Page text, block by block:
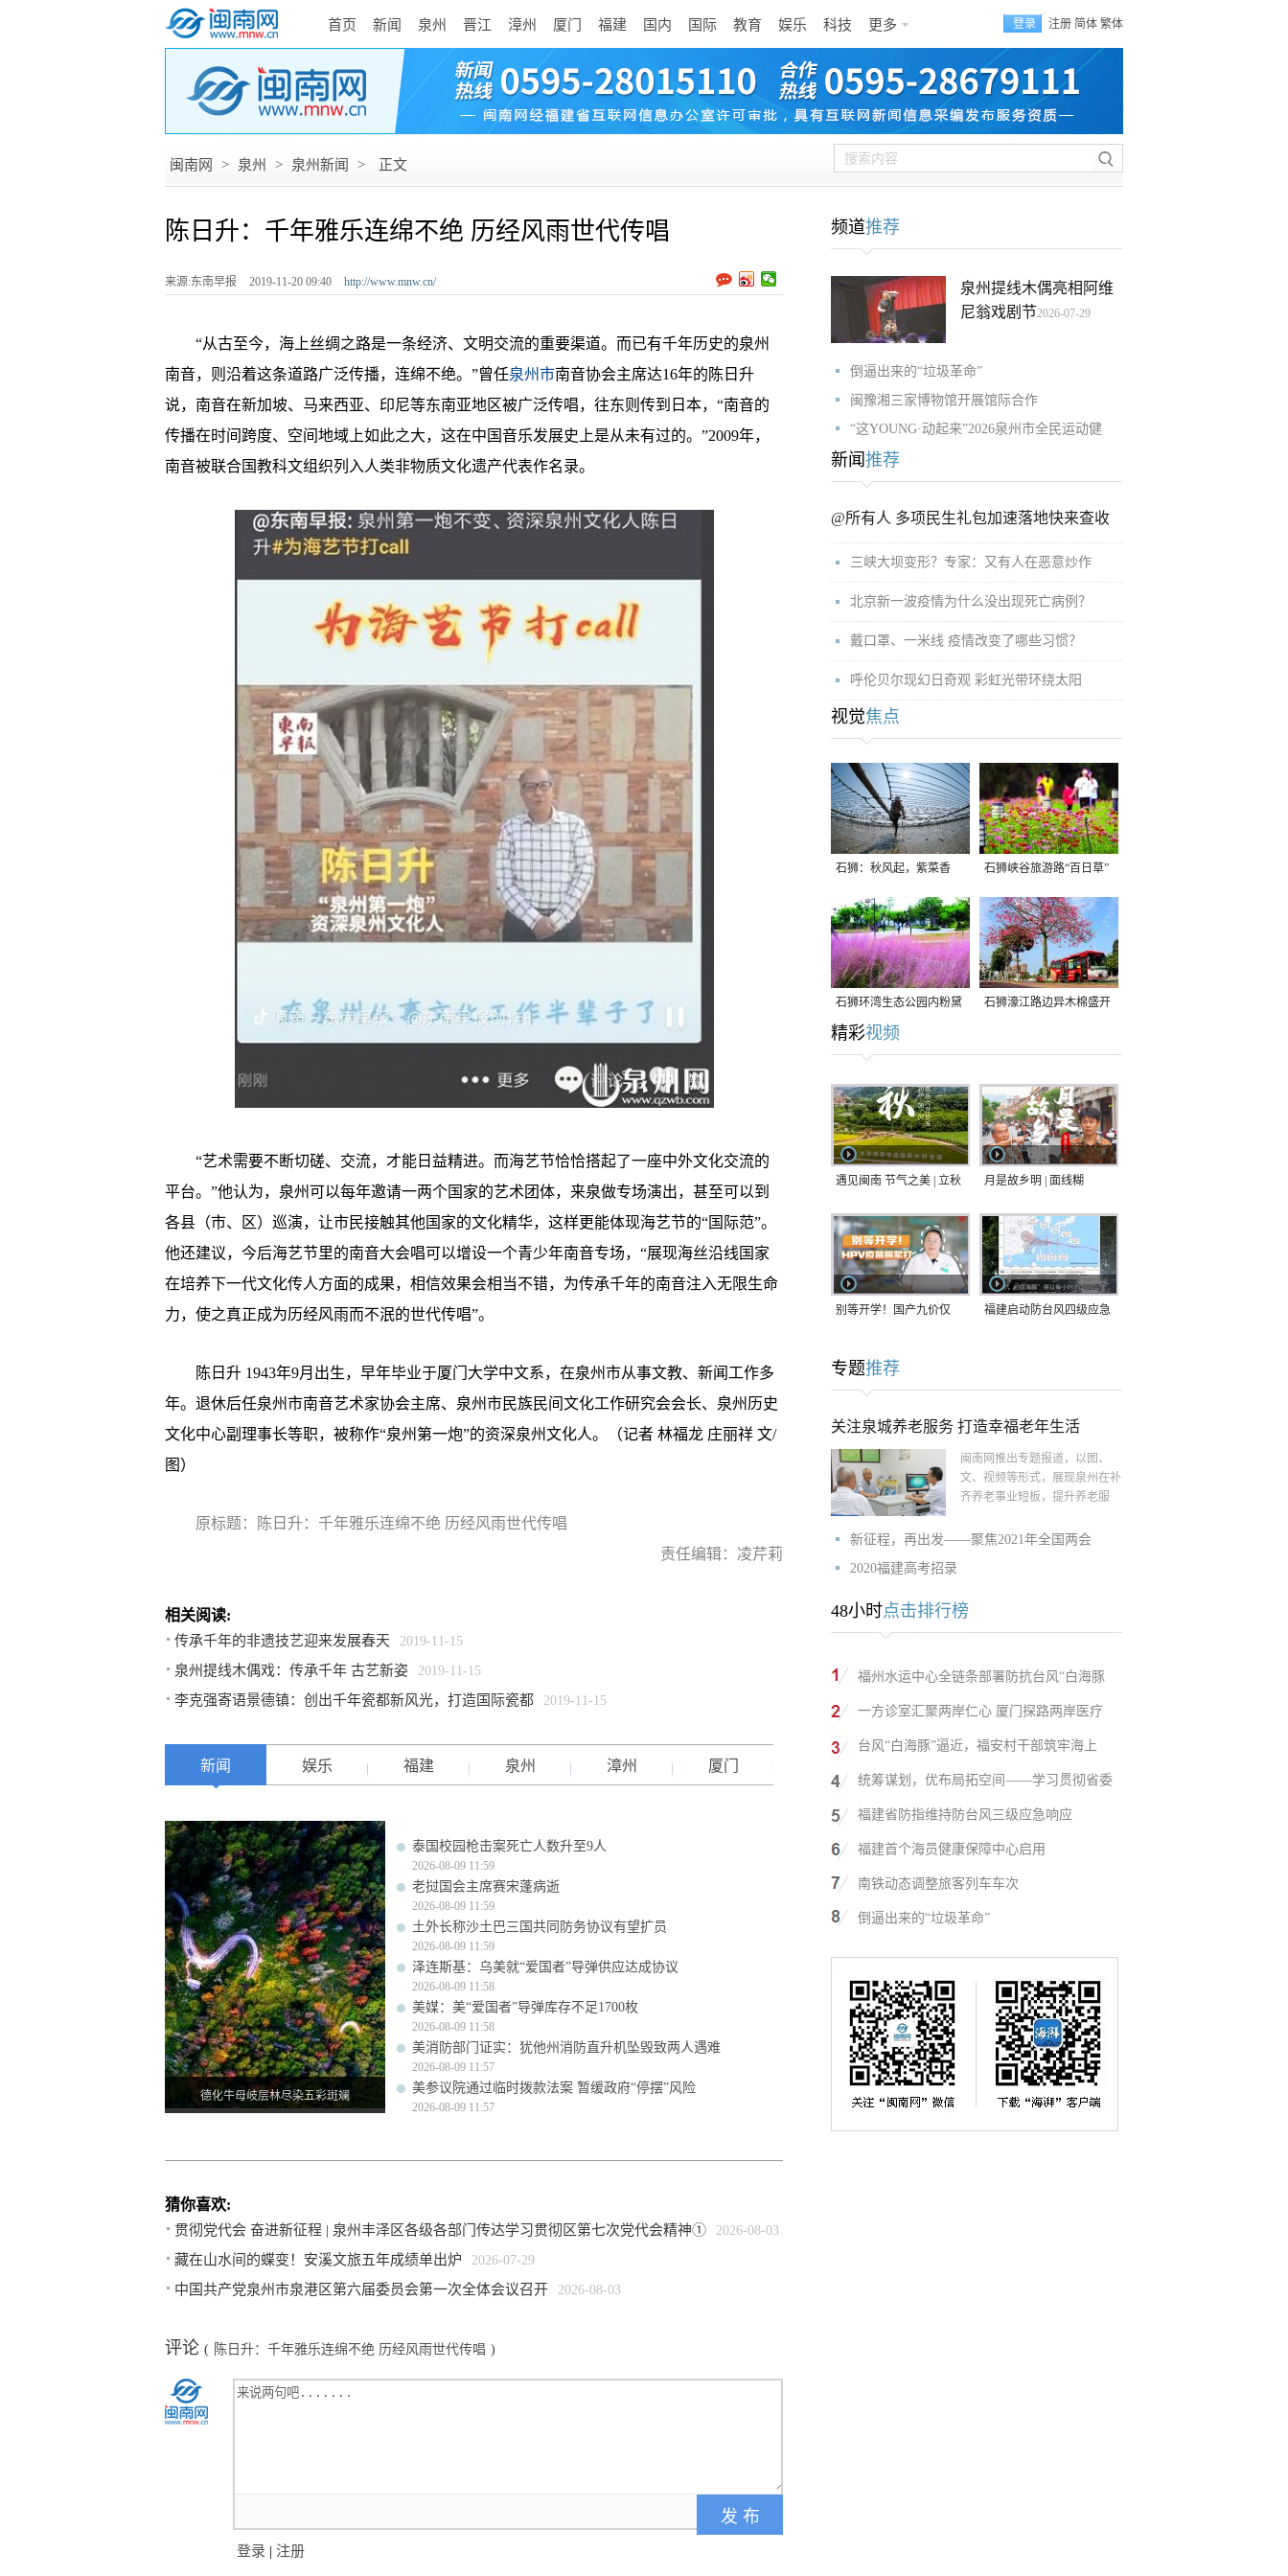
首页 新闻 泉州 晋江 漳州 厦门 福建 国内 国际 教育 娱乐 科技 更多 登录 注册 简体 繁体
闽南网 > 泉州 > 泉州新闻 > 正文
陈日升：千年雅乐连绵不绝 历经风雨世代传唱
来源:东南早报 2019-11-20 09:40 http://www.mnw.cn/
“从古至今，海上丝绸之路是一条经济、文明交流的重要渠道。而已有千年历史的泉州
南音，则沿着这条道路广泛传播，连绵不绝。”曾任泉州市南音协会主席达16年的陈日升
说，南音在新加坡、马来西亚、印尼等东南亚地区被广泛传唱，往东则传到日本，“南音的
传播在时间跨度、空间地域上如此之大，这在中国音乐发展史上是从未有过的。”2009年，
南音被联合国教科文组织列入人类非物质文化遗产代表作名录。
“艺术需要不断切磋、交流，才能日益精进。而海艺节恰恰搭起了一座中外文化交流的
平台。”他认为，泉州可以每年邀请一两个国家的艺术团体，来泉做专场演出，甚至可以到
各县（市、区）巡演，让市民接触其他国家的文化精华，这样更能体现海艺节的“国际范”。
他还建议，今后海艺节里的南音大会唱可以增设一个青少年南音专场，“展现海丝沿线国家
在培养下一代文化传人方面的成果，相信效果会相当不错，为传承千年的南音注入无限生命
力，使之真正成为历经风雨而不泯的世代传唱”。
陈日升 1943年9月出生，早年毕业于厦门大学中文系，在泉州市从事文教、新闻工作多
年。退休后任泉州市南音艺术家协会主席、泉州市民族民间文化工作研究会会长、泉州历史
文化中心副理事长等职，被称作“泉州第一炮”的资深泉州文化人。（记者 林福龙 庄丽祥 文/
图）
原标题：陈日升：千年雅乐连绵不绝 历经风雨世代传唱
责任编辑：凌芹莉
相关阅读:
传承千年的非遗技艺迎来发展春天 2019-11-15
泉州提线木偶戏：传承千年 古艺新姿 2019-11-15
李克强寄语景德镇：创出千年瓷都新风光，打造国际瓷都 2019-11-15
新闻 娱乐 福建 泉州 漳州 厦门
德化牛母岐层林尽染五彩斑斓
泰国校园枪击案死亡人数升至9人
2026-08-09 11:59
老挝国会主席赛宋蓬病逝
2026-08-09 11:59
土外长称沙土巴三国共同防务协议有望扩员
2026-08-09 11:59
泽连斯基：乌美就“爱国者”导弹供应达成协议
2026-08-09 11:58
美媒：美“爱国者”导弹库存不足1700枚
2026-08-09 11:58
美消防部门证实：犹他州消防直升机坠毁致两人遇难
2026-08-09 11:57
美参议院通过临时拨款法案 暂缓政府“停摆”风险
2026-08-09 11:57
猜你喜欢:
贯彻党代会 奋进新征程 | 泉州丰泽区各级各部门传达学习贯彻区第七次党代会精神① 2026-08-03
藏在山水间的蝶变！安溪文旅五年成绩单出炉 2026-07-29
中国共产党泉州市泉港区第六届委员会第一次全体会议召开 2026-08-03
评论 ( 陈日升：千年雅乐连绵不绝 历经风雨世代传唱 )
登录 | 注册
频道推荐
泉州提线木偶亮相阿维
尼翁戏剧节2026-07-29
倒逼出来的“垃圾革命”
闽豫湘三家博物馆开展馆际合作
“这YOUNG·动起来”2026泉州市全民运动健
新闻 推荐
@所有人 多项民生礼包加速落地快来查收
三峡大坝变形？专家：又有人在恶意炒作
北京新一波疫情为什么没出现死亡病例？
戴口罩、一米线 疫情改变了哪些习惯？
呼伦贝尔现幻日奇观 彩虹光带环绕太阳
视觉焦点
石狮：秋风起，紫菜香 石狮峡谷旅游路“百日草”
争相斗艳
石狮环湾生态公园内粉黛
乱子草盛放
石狮濠江路边异木棉盛开
精彩视频
遇见闽南 节气之美 | 立秋 月是故乡明 | 面线糊
别等开学！国产九价仅
紧打
福建启动防台风四级应急
专题推荐
关注泉城养老服务 打造幸福老年生活
闽南网推出专题报道，以图、
文、视频等形式，展现泉州在补
齐养老事业短板，提升养老服
新征程，再出发——聚焦2021年全国两会
2020福建高考招录
48小时点击排行榜
福州水运中心全链条部署防抗台风“白海豚
一方诊室汇聚两岸仁心 厦门探路两岸医疗
台风“白海豚”逼近，福安村干部筑牢海上
统筹谋划，优布局拓空间——学习贯彻省委
福建省防指维持防台风三级应急响应
福建首个海员健康保障中心启用
南铁动态调整旅客列车车次
倒逼出来的“垃圾革命”